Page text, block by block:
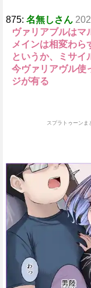
875: 名無しさん
ヴァリアブルはマ
メインは相変わら
というか、ミサイ
今ヴァリアヴル使
ジが有る
スプラトゥーン